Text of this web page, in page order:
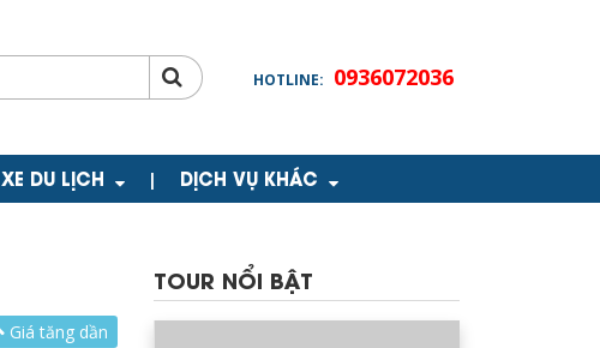
HOTLINE: 0936072036
XE DU LỊCH | DỊCH VỤ KHÁC
Giá tăng dần
TOUR NỔI BẬT